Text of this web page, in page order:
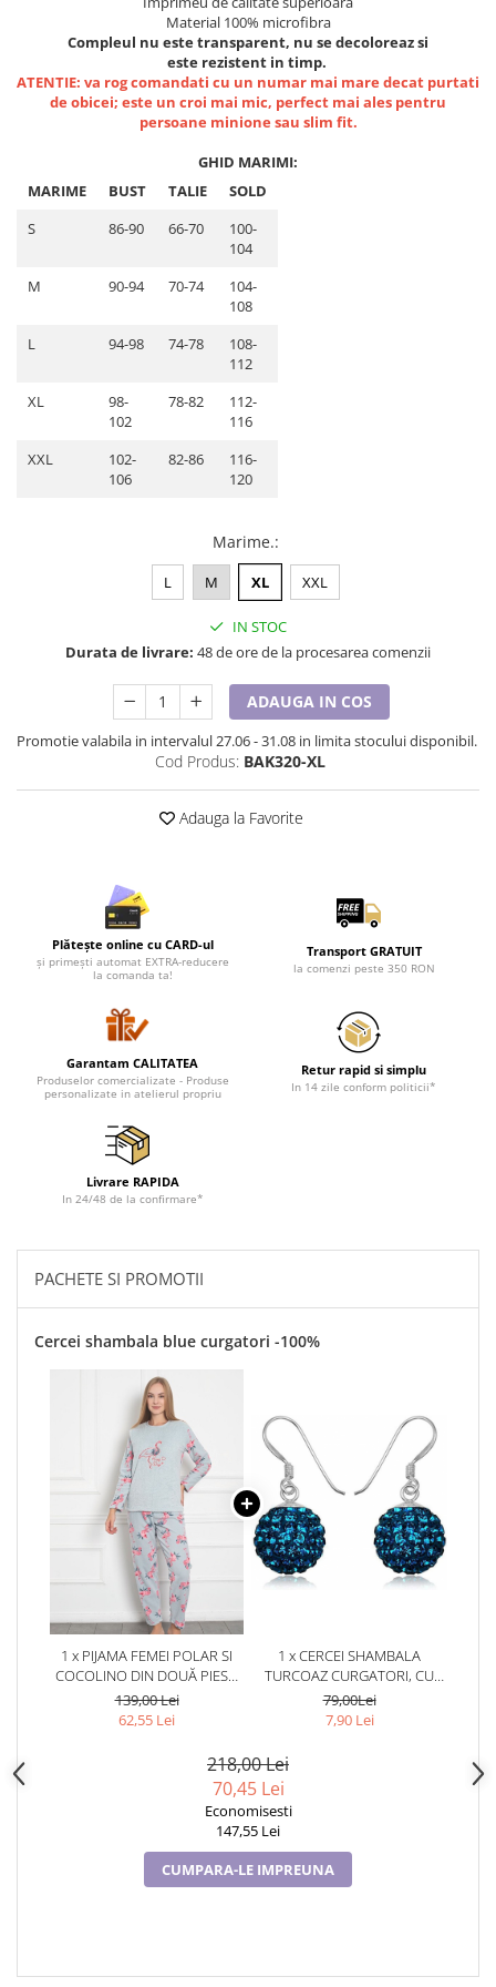
Lenjerii de pat pentru copii
Cadouri Cuplu
Pijamale de CRACIUN
Halate si capoate
Pijamale
Halate si pijamale Family
Seturi elegante femei
Pijamale de copii
Pijamale BIG SIZE femei
Cadouri ocazii speciale
Tricouri de craciun
Cadouri pentru Bunici
Cadouri pentru Nasi si Fini
Cadouri pentru Mama
Cadouri pentru profesori sau absolventi
Cadouri Back to school
Cadouri de Paște
Cadouri Traditionale Romanesti
Cadouri pentru CUPLU El & Ea
Cadouri GRAVIDE
Cadouri pentru sportivi
Cadouri Pensionare
Cadouri Colegi, sefi sau angajati
Cadouri pentru Doctori
Cadouri pentru Sfânta Maria
Martisoare
Material 100% microfibra
Compleul nu este transparent, nu se decoloreaz si
este rezistent in timp.
ATENTIE: va rog comandati cu un numar mai mare decat purtati
de obicei; este un croi mai mic, perfect mai ales pentru
persoane minione sau slim fit.
GHID MARIMI:
MARIME
BUST TALIE
SOLD
S
86-90 66-70
100-
104
M
90-94 70-74
104-
108
L
94-98 74-78
108-
112
XL
98-
102
78-82
112-
116
XXL
102-
106
82-86
116-
120
Marime.:
L M XL XXL
IN STOC
Durata de livrare: 48 de ore de la procesarea comenzii
ADAUGA IN COS
Promotie valabila in intervalul 27.06 - 31.08 in limita stocului disponibil.
Cod Produs: BAK320-XL
Adauga la Favorite
Plătește online cu CARD-ul
și primești automat EXTRA-reducere
la comanda ta!
Transport GRATUIT
la comenzi peste 350 RON
Garantam CALITATEA
Produselor comercializate - Produse
personalizate in atelierul propriu
Retur rapid si simplu
In 14 zile conform politicii*
Livrare RAPIDA
In 24/48 de la confirmare*
PACHETE SI PROMOTII
Cercei shambala blue curgatori -100%
1 x PIJAMA FEMEI POLAR SI
COCOLINO DIN DOUĂ PIESE,
MATERIAL 100% MICRO, LUX,
BAK320
139,00 Lei
62,55 Lei
1 x CERCEI SHAMBALA
TURCOAZ CURGATORI, CU
CRISTALE,
TURCOAZ,TURCOAZ
79,00Lei
7,90 Lei
218,00 Lei
70,45 Lei
Economisesti
147,55 Lei
CUMPARA-LE IMPREUNA